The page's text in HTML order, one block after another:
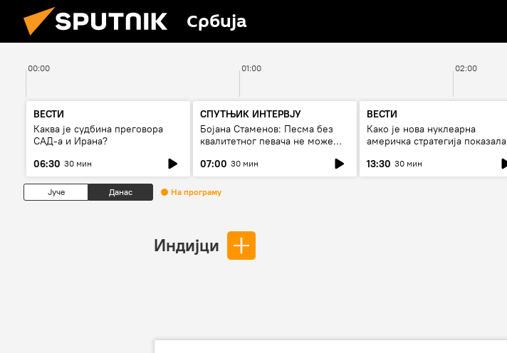
Србија
00:00 01:00 02:00
ВЕСТИ
Каква је судбина преговора
САД-а и Ирана?
06:30 30 мин
СПУТЊИК ИНТЕРВЈУ
Бојана Стаменов: Песма без
квалитетног певача не може
07:00 30 мин
ВЕСТИ
Како је нова нуклеарна
америчка стратегија показала
13:30 30 мин
Јуче Данас На програму
Индијци